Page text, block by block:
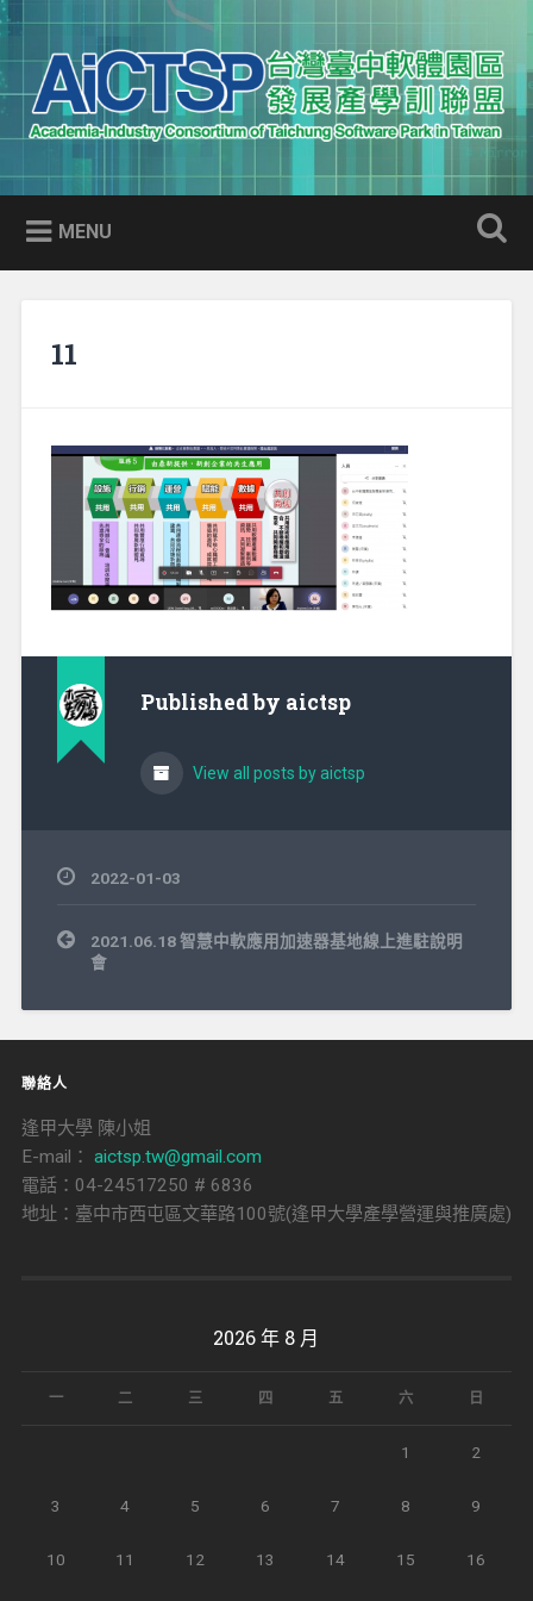
Skip
to
content
Search
AICTSP 台灣臺中軟體園區發展
產學訓聯盟
Academia-Industry Consortium of Taichung Software Park
in Taiwan
MENU
11
Published by aictsp
View all posts by aictsp
2022-01-03
文
章
2021.06.18 智慧中軟應用加速器基地線上進駐說明
會
聯絡人
逢甲大學 陳小姐
E-mail： aictsp.tw@gmail.com
電話：04-24517250 # 6836
地址：臺中市西屯區文華路100號(逢甲大學產學營運與推廣處)
2026 年 8 月
一 二 三 四 五 六 日
1 2
3 4 5 6 7 8 9
10 11 12 13 14 15 16